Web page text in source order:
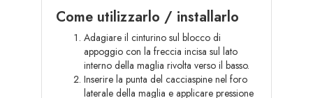
Come utilizzarlo / installarlo
Adagiare il cinturino sul blocco di
appoggio con la freccia incisa sul lato
interno della maglia rivolta verso il basso.
Inserire la punta del cacciaspine nel foro
laterale della maglia e applicare pressione